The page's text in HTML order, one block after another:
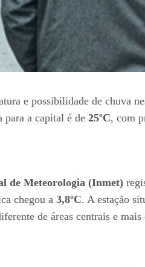
e possibilidade de chuva
para a capital é de 25ºC, com
de Meteorologia (Inmet)
chegou a 3,8ºC. A estação
de áreas centrais e mais